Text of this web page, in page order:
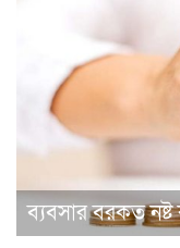
ব্যবসার বরকত